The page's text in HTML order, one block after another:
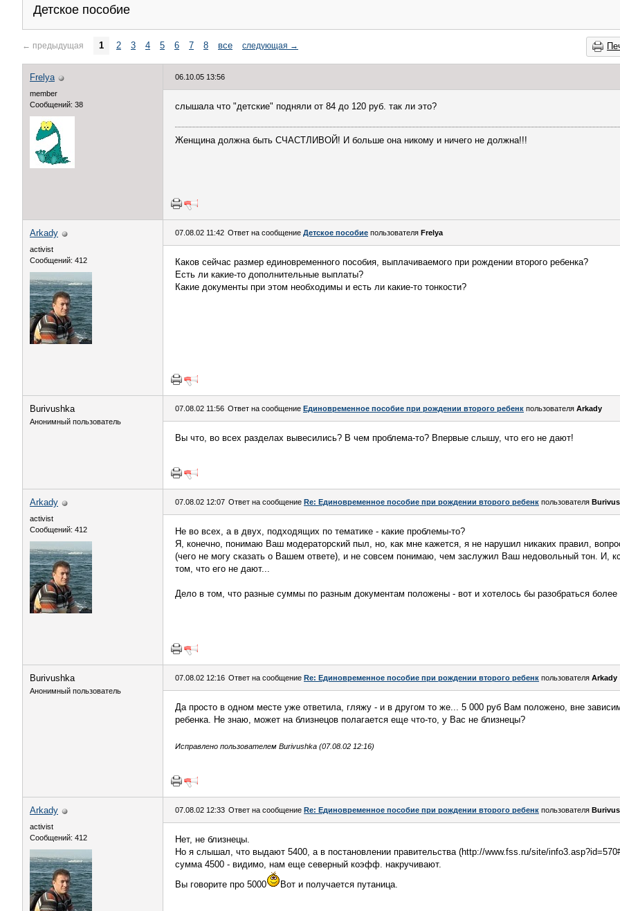
Детское пособие
← предыдущая 1 2 3 4 5 6 7 8 все следующая →
Frelya
member
Сообщений: 38
06.10.05 13:56
слышала что "детские" подняли от 84 до 120 руб. так ли это?
Женщина должна быть СЧАСТЛИВОЙ! И больше она никому и ничего не должна!!!
Arkady
activist
Сообщений: 412
07.08.02 11:42 Ответ на сообщение Детское пособие пользователя Frelya
Каков сейчас размер единовременного пособия, выплачиваемого при рождении второго ребенка?
Есть ли какие-то дополнительные выплаты?
Какие документы при этом необходимы и есть ли какие-то тонкости?
Burivushka
Анонимный пользователь
07.08.02 11:56 Ответ на сообщение Единовременное пособие при рождении второго ребенк пользователя Arkady
Вы что, во всех разделах вывесились? В чем проблема-то? Впервые слышу, что его не дают!
Arkady
activist
Сообщений: 412
07.08.02 12:07 Ответ на сообщение Re: Единовременное пособие при рождении второго ребенк пользователя
Не во всех, а в двух, подходящих по тематике - какие проблемы-то?
Я, конечно, понимаю Ваш модераторский пыл, но, как мне кажется, я не нарушил никаких правил,
(чего не могу сказать о Вашем ответе), и не совсем понимаю, чем заслужил Ваш недовольный тон. И,
том, что его не дают...
Дело в том, что разные суммы по разным документам положены - вот и хотелось бы разобраться более
Burivushka
Анонимный пользователь
07.08.02 12:16 Ответ на сообщение Re: Единовременное пособие при рождении второго ребенк пользователя Arkady
Да просто в одном месте уже ответила, гляжу - и в другом то же... 5 000 руб Вам положено, вне
ребенка. Не знаю, может на близнецов полагается еще что-то, у Вас не близнецы?
Исправлено пользователем Burivushka (07.08.02 12:16)
Arkady
activist
Сообщений: 412
07.08.02 12:33 Ответ на сообщение Re: Единовременное пособие при рождении второго ребенк пользователя
Нет, не близнецы.
Но я слышал, что выдают 5400, а в постановлении правительства (http://www.fss.ru/site/
сумма 4500 - видимо, нам еще северный коэфф. накручивают.
Вы говорите про 5000
Вот и получается путаница.